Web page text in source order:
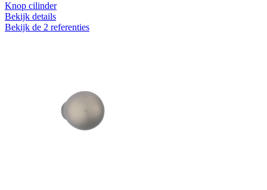
Knop cilinder
Bekijk details
Bekijk de 2 referenties